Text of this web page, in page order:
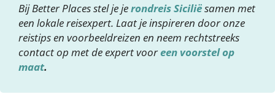
Bij Better Places stel je jerondreis Siciliësamen met
een lokale reisexpert. Laat je inspireren door onze
reistips en voorbeeldreizen en neem rechtstreeks
contact op met de expert vooreen voorstel op
maat.